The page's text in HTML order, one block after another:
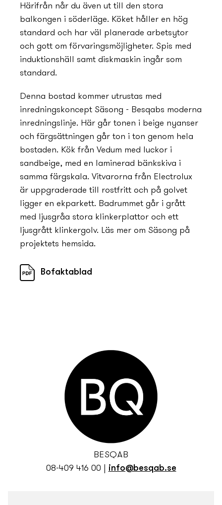
Härifrån når du även ut till den stora
balkongen i söderläge. Köket håller en hög
standard och har väl planerade arbetsytor
och gott om förvaringsmöjligheter. Spis med
induktionshäll samt diskmaskin ingår som
standard.
Denna bostad kommer utrustas med
inrednings­koncept Säsong - Besqabs moderna
inrednings­linje. Här går tonen i beige ny­anser
och färgsättningen går ton i ton genom hela
bostaden. Kök från Vedum med luckor i
sandbeige, med en laminerad bänkskiva i
samma färgskala. Vitvarorna från Electrolux
är uppgraderade till rostfritt och på golvet
ligger en ekparkett. Badrummet går i grått
med ljusgråa stora klinkerplattor och ett
ljusgrått klinkergolv. Läs mer om Säsong på
projektets hemsida.
Bofaktablad
BESQAB
08-409 416 00
info@besqab.se